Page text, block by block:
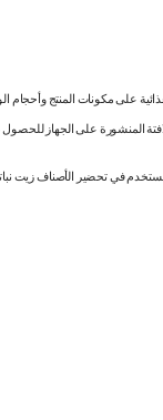
على مكونات المنتج وأحجام
المنشورة على الجهاز للحصول
نستخدم في تحضير الأصناف